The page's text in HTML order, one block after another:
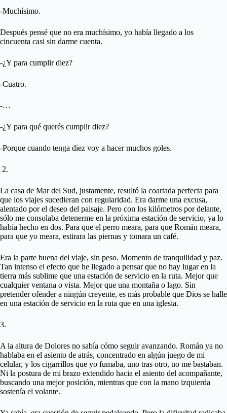
-Muchísimo.
Después pensé que no era muchísimo, yo había llegado a los
cincuenta casi sin darme cuenta.
-¿Y para cumplir diez?
-Cuatro.
-…
-¿Y para qué querés cumplir diez?
-Porque cuando tenga diez voy a hacer muchos goles.
2.
La casa de Mar del Sud, justamente, resultó la coartada perfecta para
que los viajes sucedieran con regularidad. Era darme una excusa,
alentado por el deseo del paisaje. Pero con los kilómetros por delante,
sólo me consolaba detenerme en la próxima estación de servicio, ya lo
había hecho en dos. Para que el perro meara, para que Román meara,
para que yo meara, estirara las piernas y tomara un café.
Era la parte buena del viaje, sin peso. Momento de tranquilidad y paz.
Tan intenso el efecto que he llegado a pensar que no hay lugar en la
tierra más sublime que una estación de servicio en la ruta. Mejor que
cualquier ventana o vista. Mejor que una montaña o lago. Sin
pretender ofender a ningún creyente, es más probable que Dios se halle
en una estación de servicio en la ruta que en una iglesia.
3.
A la altura de Dolores no sabía cómo seguir avanzando. Román ya no
hablaba en el asiento de atrás, concentrado en algún juego de mi
celular, y los cigarrillos que yo fumaba, uno tras otro, no me bastaban.
Ni la postura de mi brazo extendido hacia el asiento del acompañante,
buscando una mejor posición, mientras que con la mano izquierda
sostenía el volante.